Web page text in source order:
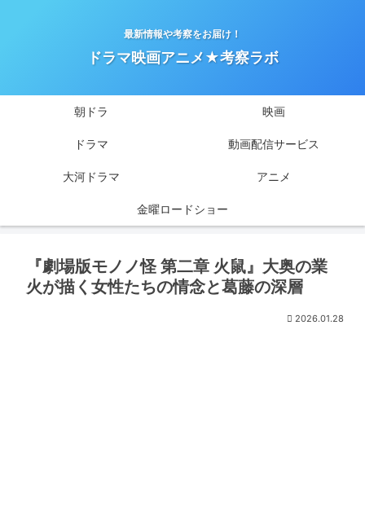
最新情報や考察をお届け！
ドラマ映画アニメ★考察ラボ
朝ドラ 映画
ドラマ 動画配信サービス
大河ドラマ アニメ
金曜ロードショー
『劇場版モノノ怪 第二章 火鼠』大奥の業
火が描く女性たちの情念と葛藤の深層
2026.01.28